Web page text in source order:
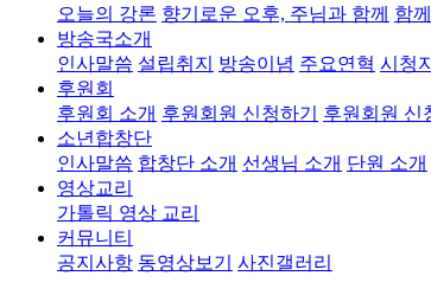
오늘의 강론 향기로운 오후, 주님과 함께 함
방송국소개
인사말씀 설립취지 방송이념 주요연혁 시청
후원회
후원회 소개 후원회원 신청하기
후원회원 신
소년합창단
인사말씀 합창단 소개 선생님 소개 단원 소개
영상교리
가톨릭 영상 교리
커뮤니티
공지사항 동영상보기 사진갤러리